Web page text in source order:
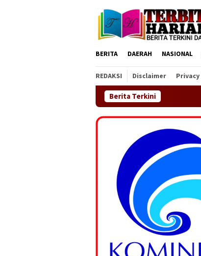
BERITA DAERAH NASIONAL
REDAKSI Disclaimer
Berita TerkiniDPC GEMAS